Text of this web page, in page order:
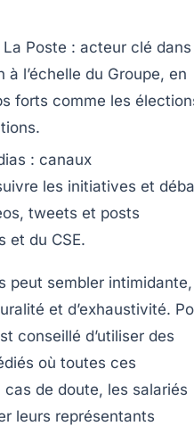
Poste : acteur clé
à l’échelle du Groupe, en
forts comme les
: canaux
les initiatives et
tweets et posts
et du CSE.
peut sembler intimidante,
et d’exhaustivité.
conseillé d’utiliser des
où toutes ces
de doute, les salariés
leurs représentants